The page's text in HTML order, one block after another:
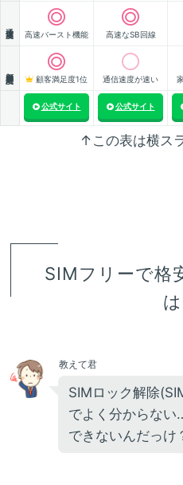
高速バースト機能 高速なSB回線
顧客満足度1位 通信速度が速い
公式サイト 公式サイト
↑この表は横ス
SIMフリーで格
教えて君
SIMロック解除
でよく分からな
できないんだっけ